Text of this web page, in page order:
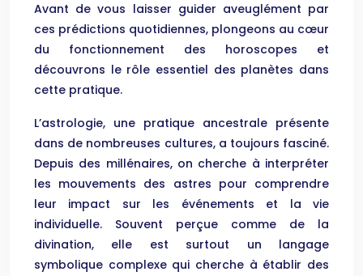
Avant de vous laisser guider aveuglément par
ces prédictions quotidiennes, plongeons au cœur
du fonctionnement des horoscopes et
découvrons le rôle essentiel des planètes dans
cette pratique.
L’astrologie, une pratique ancestrale présente
dans de nombreuses cultures, a toujours fasciné.
Depuis des millénaires, on cherche à interpréter
les mouvements des astres pour comprendre
leur impact sur les événements et la vie
individuelle. Souvent perçue comme de la
divination, elle est surtout un langage
symbolique complexe qui cherche à établir des